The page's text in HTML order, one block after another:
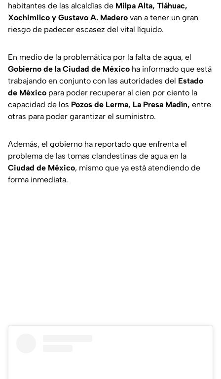
habitantes de las alcaldías de Milpa Alta, Tláhuac,
Xochimilco y Gustavo A. Madero van a tener un gran
riesgo de padecer escasez del vital líquido.
En medio de la problemática por la falta de agua, el
Gobierno de la Ciudad de México ha informado que está
trabajando en conjunto con las autoridades del Estado
de México para poder recuperar al cien por ciento la
capacidad de los Pozos de Lerma, La Presa Madín, entre
otras para poder garantizar el suministro.
Además, el gobierno ha reportado que enfrenta el
problema de las tomas clandestinas de agua en la
Ciudad de México, mismo que ya está atendiendo de
forma inmediata.